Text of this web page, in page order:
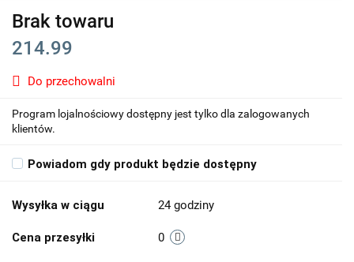
Brak towaru
214.99
Do przechowalni
Program lojalnościowy dostępny jest tylko dla zalogowanych
klientów.
Powiadom gdy produkt będzie dostępny
Wysyłka w ciągu 24 godziny
Cena przesyłki 0